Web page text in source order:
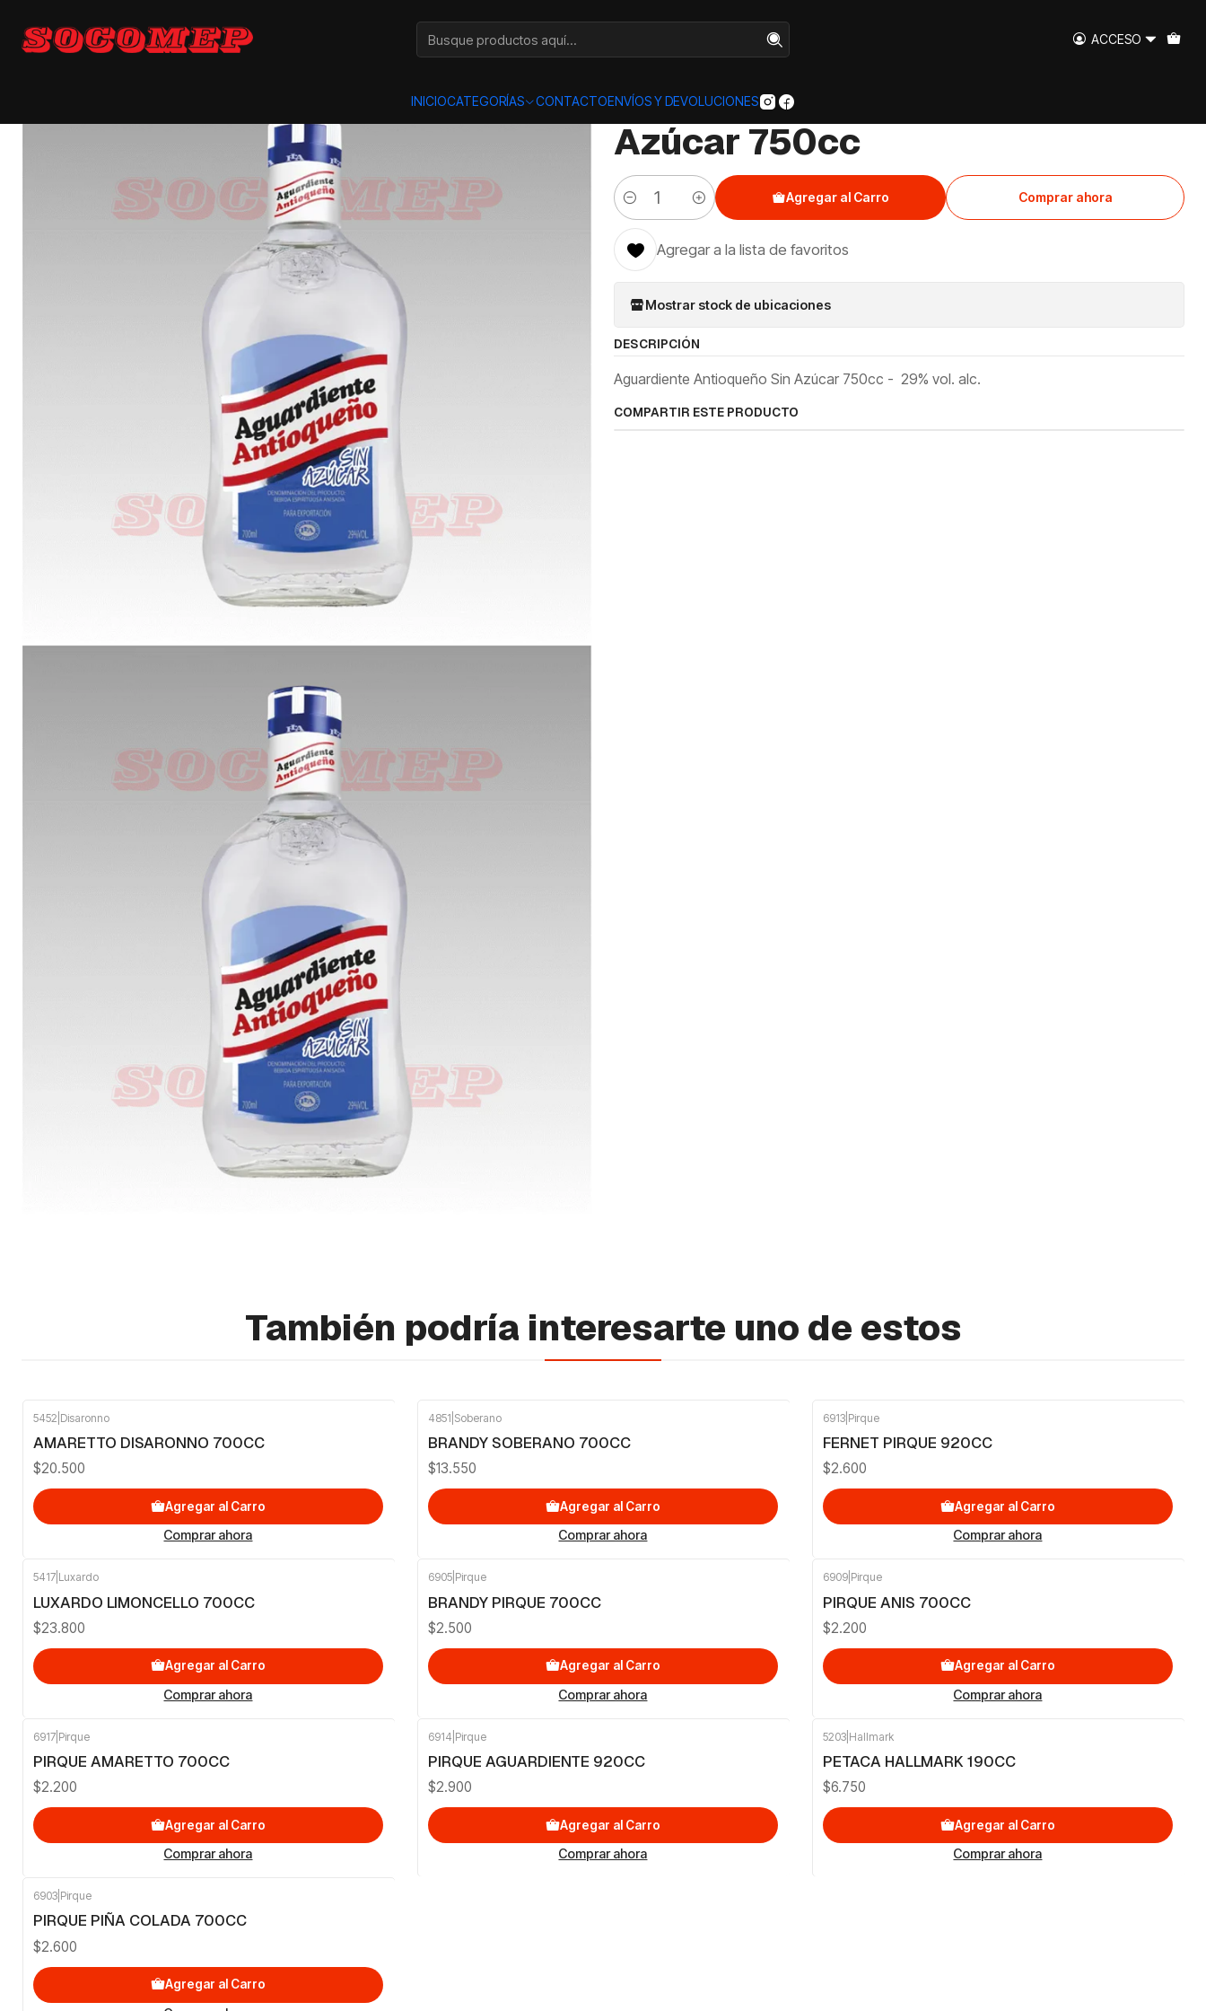
ACCESO
INICIOCATEGORÍAS CONTACTOENVÍOS Y DEVOLUCIONES
Aguardiente Antioqueño Sin
Azúcar 750cc
Cantidad
Agregar al Carro Comprar ahora
Agregar a la lista de favoritos
Mostrar stock de ubicaciones
DESCRIPCIÓN
Aguardiente Antioqueño Sin Azúcar 750cc - 29% vol. alc.
COMPARTIR ESTE PRODUCTO
También podría interesarte uno de estos
5452 Disaronno
AMARETTO DISARONNO 700CC
$20.500
Agregar al Carro
Comprar ahora
4851 Soberano
BRANDY SOBERANO 700CC
$13.550
Agregar al Carro
Comprar ahora
6913| Pirque
FERNET PIRQUE 920CC
$2.600
Agregar al Carro
Comprar ahora
5417 Luxardo
LUXARDO LIMONCELLO 700CC
$23.800
Agregar al Carro
Comprar ahora
6905| Pirque
BRANDY PIRQUE 700CC
$2.500
Agregar al Carro
Comprar ahora
6909| Pirque
PIRQUE ANIS 700CC
$2.200
Agregar al Carro
Comprar ahora
6917 Pirque
PIRQUE AMARETTO 700CC
$2.200
Agregar al Carro
Comprar ahora
6914 Pirque
PIRQUE AGUARDIENTE 920CC
$2.900
Agregar al Carro
Comprar ahora
5203| Hallmark
PETACA HALLMARK 190CC
$6.750
Agregar al Carro
Comprar ahora
6903 Pirque
PIRQUE PIÑA COLADA 700CC
$2.600
Agregar al Carro